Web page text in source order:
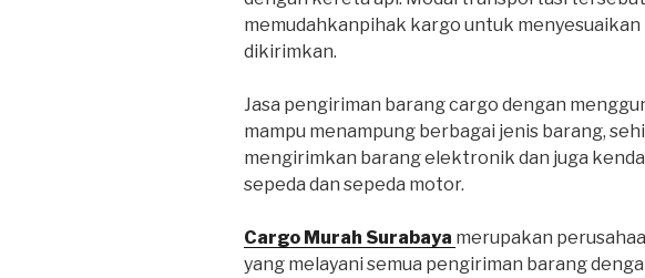
memudahkanpihak kargo untuk menyesuaikan
dikirimkan.
Jasa pengiriman barang cargo dengan
mampu menampung berbagai jenis barang,
mengirimkan barang elektronik dan juga
sepeda dan sepeda motor.
Cargo Murah Surabaya merupakan
yang melayani semua pengiriman barang